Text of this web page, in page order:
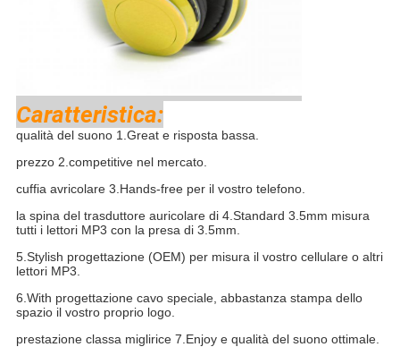
Caratteristica:
qualità del suono 1.Great e risposta bassa.
prezzo 2.competitive nel mercato.
cuffia avricolare 3.Hands-free per il vostro telefono.
la spina del trasduttore auricolare di 4.Standard 3.5mm misura
tutti i lettori MP3 con la presa di 3.5mm.
5.Stylish progettazione (OEM) per misura il vostro cellulare o altri
lettori MP3.
6.With progettazione cavo speciale, abbastanza stampa dello
spazio il vostro proprio logo.
prestazione classa miglirice 7.Enjoy e qualità del suono ottimale.